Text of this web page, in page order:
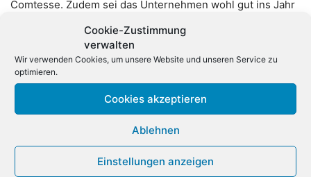
Cookie-Zustimmung
verwalten
Wir verwenden Cookies, um unsere Website und unseren Service zu
optimieren.
Cookies akzeptieren
Ablehnen
Einstellungen anzeigen
Comtesse. Zudem sei das Unternehmen wohl gut ins Jahr
Kursziel von 32 Euro zu – fast doppelt so hoch wie der
derzeitige Kurs. Damit traut er der Aktie einen deutlich
höheren Kurs zu, als sie vor den Viceroy-Vorwürfen im
Dezember mit rund 19 Euro hatte.
Als entscheidenden Kurstreiber für die Aktie im weiteren
Jahresverlauf sieht Wunderlich den geplanten Verkauf der
IT-Dienstleistungssparte. Damit will S&T sein Know-how